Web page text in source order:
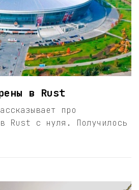
в Rust
про
Rust с нуля. Получилось